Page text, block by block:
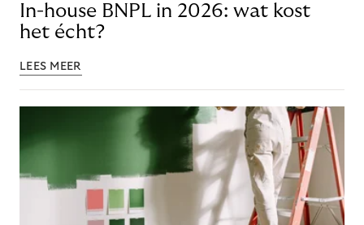
In-house BNPL in 2026: wat kost
het écht?
LEES MEER